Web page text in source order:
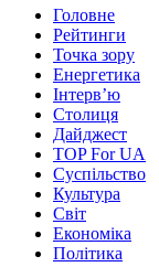
Головне
Рейтинги
Точка зору
Енергетика
Інтерв’ю
Столиця
Дайджест
TOP For UA
Суспiльство
Культура
Світ
Економіка
Політика